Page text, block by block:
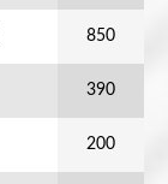
850
390
200